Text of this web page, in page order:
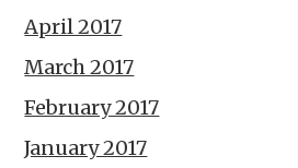
April 2017
March 2017
February 2017
January 2017